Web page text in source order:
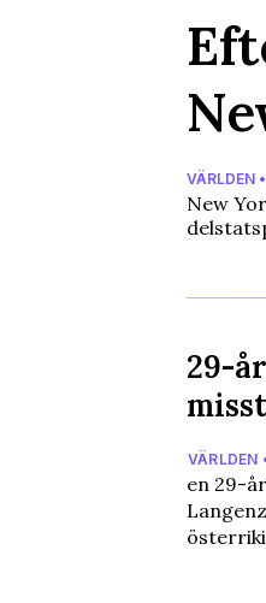
VÄRLDEN •
New
29-
VÄRLDEN
en 29-